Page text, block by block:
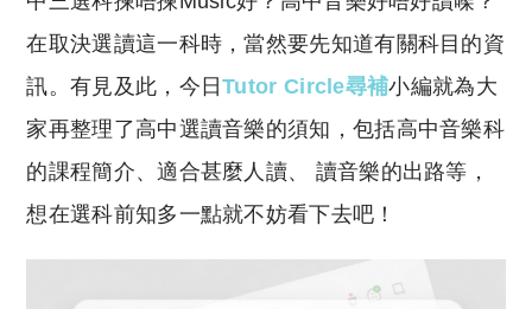
p
y
Li
n
k
at
s
A
p
在取決選讀這一科時，當然要先知道有關科目的資
訊。有見及此，今日Tutor Circle尋補小編就為大
家再整理了高中選讀音樂的須知，包括高中音樂科
的課程簡介、適合甚麼人讀、 讀音樂的出路等，
想在選科前知多一點就不妨看下去吧！